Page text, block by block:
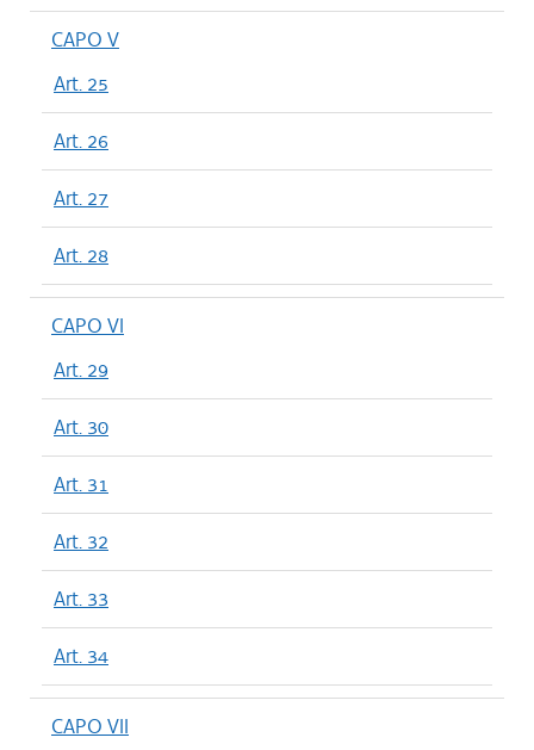
CAPO V
Art. 25
Art. 26
Art. 27
Art. 28
CAPO VI
Art. 29
Art. 30
Art. 31
Art. 32
Art. 33
Art. 34
CAPO VII